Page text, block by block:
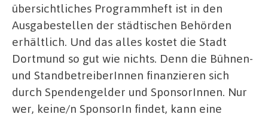
übersichtliches Programmheft ist in den
Ausgabestellen der städtischen Behörden
erhältlich. Und das alles kostet die Stadt
Dortmund so gut wie nichts. Denn die Bühnen-
und StandbetreiberInnen finanzieren sich
durch Spendengelder und SponsorInnen. Nur
wer, keine/n SponsorIn findet, kann eine